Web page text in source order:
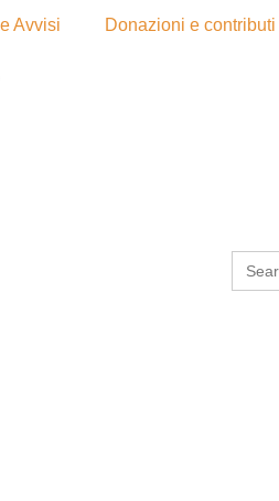
Avvisi Donazioni e contributi
for: